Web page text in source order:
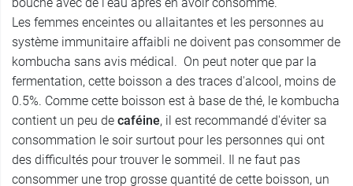
bouche avec de l'eau après en avoir consommé.
Les femmes enceintes ou allaitantes et les personnes au
système immunitaire affaibli ne doivent pas consommer de
kombucha sans avis médical. On peut noter que par la
fermentation, cette boisson a des traces d'alcool, moins de
0.5%. Comme cette boisson est à base de thé, le kombucha
contient un peu de caféine, il est recommandé d'éviter sa
consommation le soir surtout pour les personnes qui ont
des difficultés pour trouver le sommeil. Il ne faut pas
consommer une trop grosse quantité de cette boisson, un